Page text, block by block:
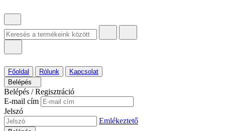
Főoldal Rólunk
Kapcsolat
Belépés
Belépés / Regisztráció
E-mail cím
Jelszó
Emlékeztető